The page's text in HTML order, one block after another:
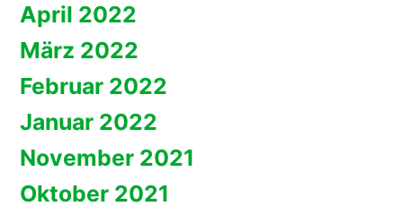
April 2022
März 2022
Februar 2022
Januar 2022
November 2021
Oktober 2021